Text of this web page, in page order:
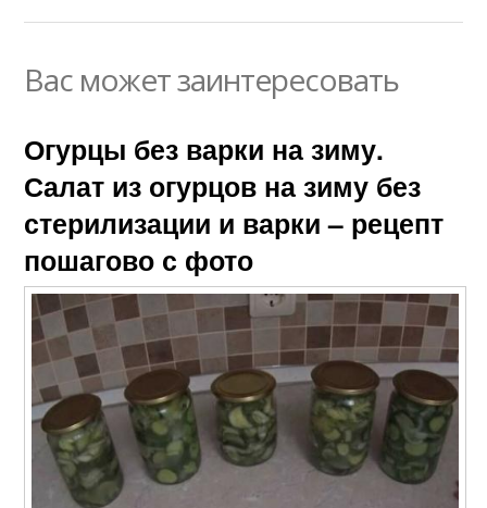
Вас может заинтересовать
Огурцы без варки на зиму.
Салат из огурцов на зиму без
стерилизации и варки – рецепт
пошагово с фото